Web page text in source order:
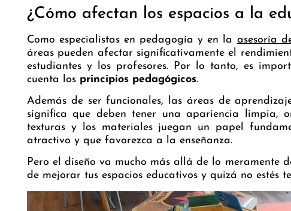
¿Cómo afectan los espacios a la
Como especialistas en pedagogía y en la asesoría
áreas pueden afectar significativamente el
estudiantes y los profesores. Por lo tanto, es
cuenta los principios pedagógicos.
Además de ser funcionales, las áreas de
significa que deben tener una apariencia limpia,
texturas y los materiales juegan un papel
atractivo y que favorezca a la enseñanza.
Pero el diseño va mucho más allá de lo meramente
de mejorar tus espacios educativos y quizá no estés